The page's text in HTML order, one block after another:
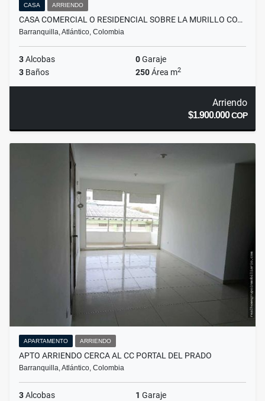
CASA ARRIENDO
CASA COMERCIAL O RESIDENCIAL SOBRE LA MURILLO CO…
Barranquilla, Atlántico, Colombia
3Alcobas 0Garaje
3 Baños 250Área m2
Arriendo
$1.900.000COP
APARTAMENTO ARRIENDO
APTO ARRIENDO CERCA AL CC PORTAL DEL PRADO
Barranquilla, Atlántico, Colombia
3Alcobas 1 Garaje